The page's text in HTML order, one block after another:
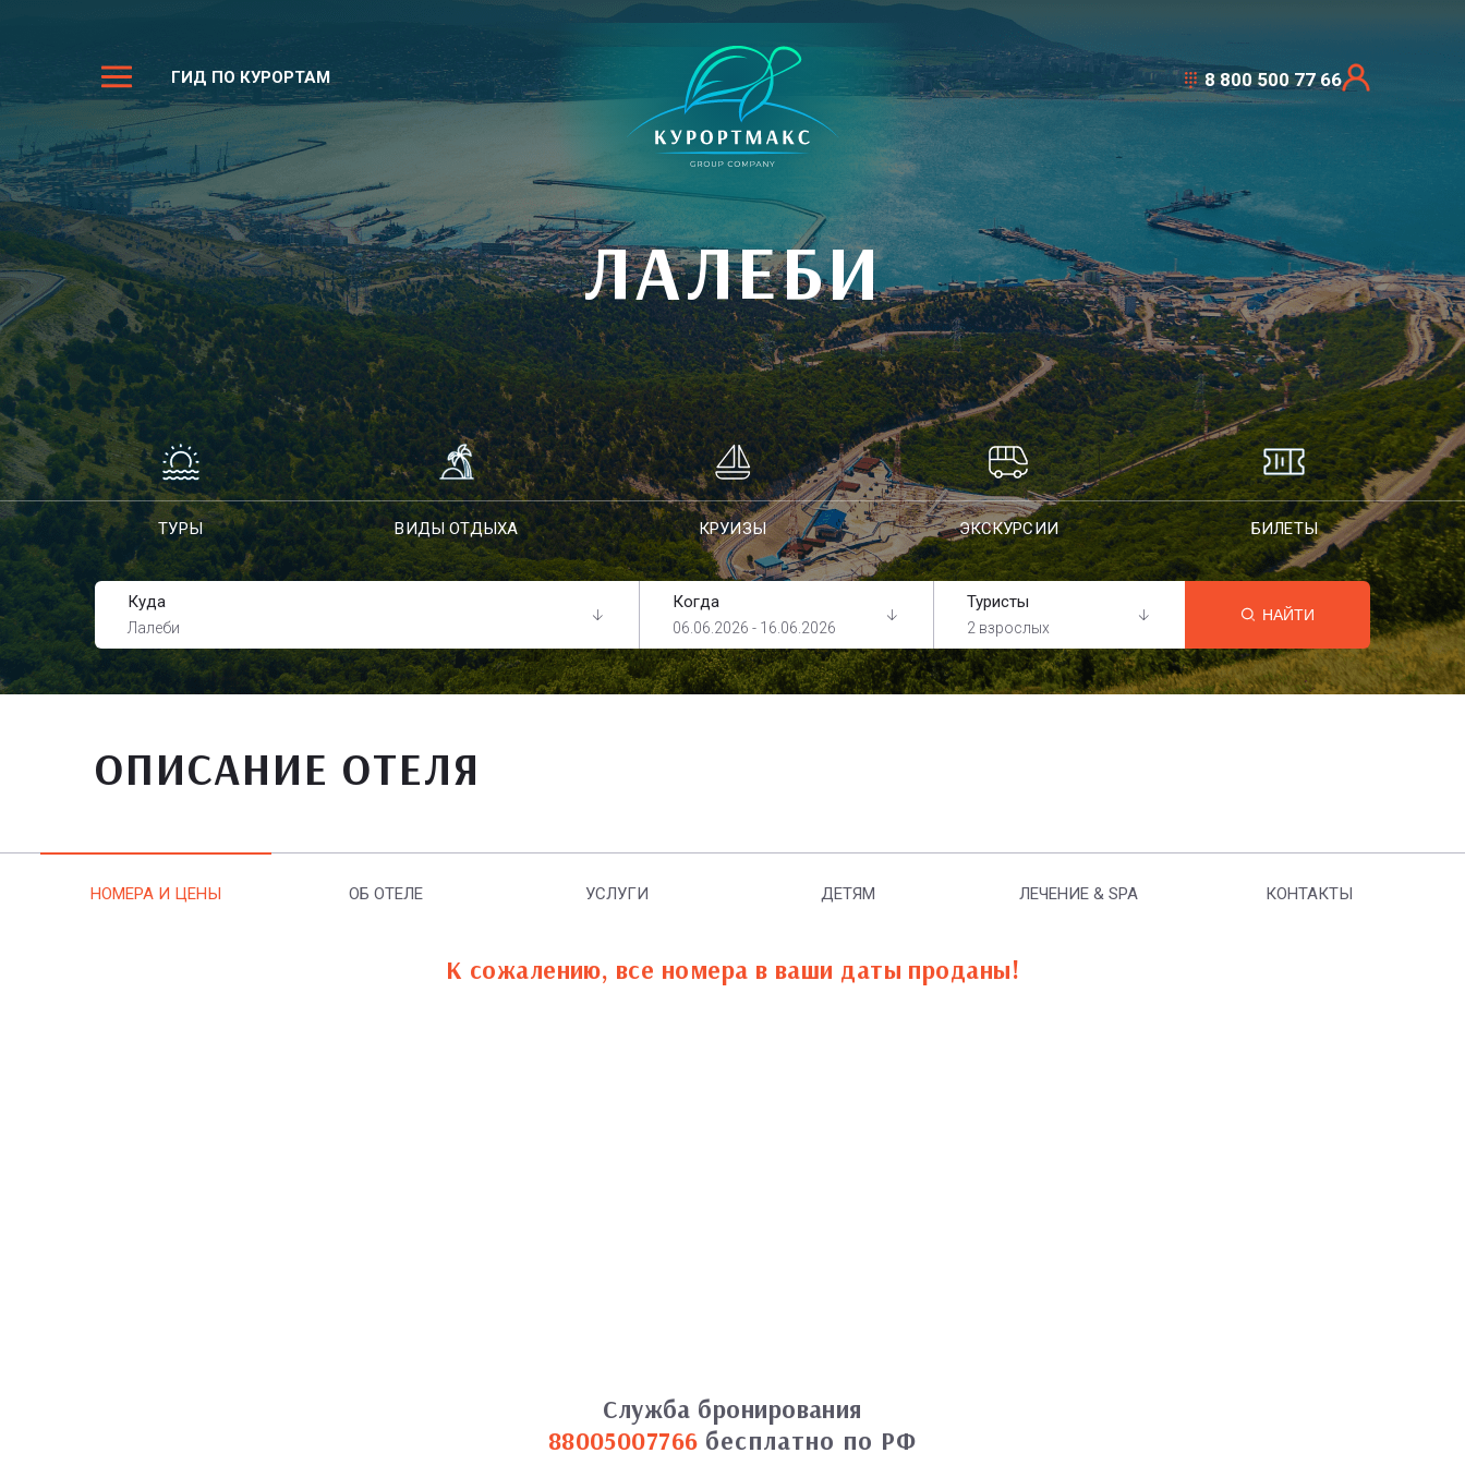
ГИД ПО КУРОРТАМ 8 800 500 77 66
ЛАЛЕБИ
ТУРЫ ВИДЫ ОТДЫХА КРУИЗЫ ЭКСКУРСИИ БИЛЕТЫ
Куда
Лалеби
Когда
06.06.2026 - 16.06.2026
Туристы
2 взрослых
НАЙТИ
ОПИСАНИЕ ОТЕЛЯ
НОМЕРА И ЦЕНЫ ОБ ОТЕЛЕ УСЛУГИ ДЕТЯМ ЛЕЧЕНИЕ & SPA КОНТАКТЫ
К сожалению, все номера в ваши даты проданы!
Служба бронирования
88005007766 бесплатно по РФ